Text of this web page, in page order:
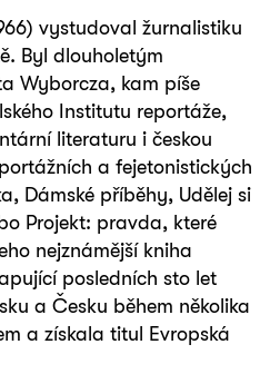
vystudoval žurnalistiku
Byl dlouholetým
Wyborcza, kam píše
Institutu reportáže,
literaturu i českou
a fejetonistických
Dámské příběhy, Udělej si
Projekt: pravda, které
nejznámější kniha
posledních sto let
a Česku během několika
a získala titul Evropská